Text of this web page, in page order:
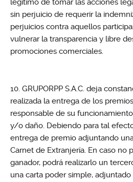
legítimo de tomar las acciones
sin perjuicio de requerir la
perjuicios contra aquellos
vulnerar la transparencia y libre
promociones comerciales.
GRUPORPP S.A.C. deja
realizada la entrega de los
responsable de su
y/o daño. Debiendo para tal
entrega de premio adjuntando
Carnet de Extranjería. En caso no
ganador, podrá realizarlo un
una carta poder simple,